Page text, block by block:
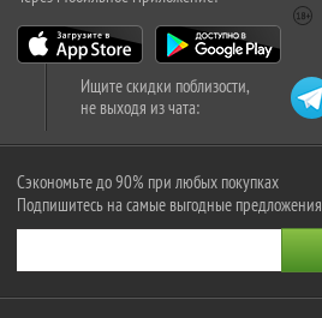
Ищите скидки поблизости,
не выходя из чата:
Сэкономьте до 90% при любых покупках
Подпишитесь на самые выгодные предложения